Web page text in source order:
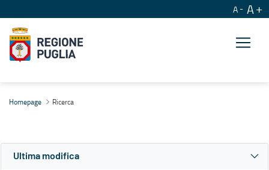
A A
Homepage Ricerca
Ultima modifica